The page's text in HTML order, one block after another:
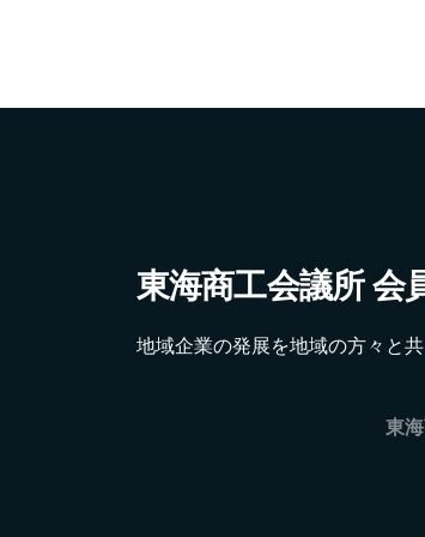
東海商工会議所 会
地域企業の発展を地域の方々と共
東